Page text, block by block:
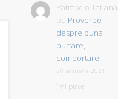
Patrașcio Tatiana
pe Proverbe
despre buna
purtare,
comportare
28 ianuarie 2021
îmi place